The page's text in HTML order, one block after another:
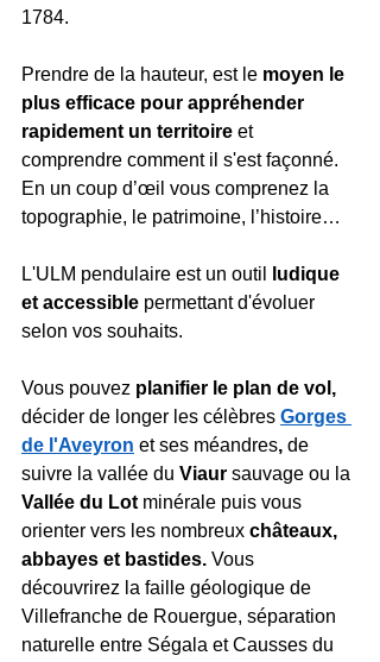
1784.
Prendre de la hauteur, est le moyen le
plus efficace pour appréhender
rapidement un territoire et
comprendre comment il s'est façonné.
En un coup d’œil vous comprenez la
topographie, le patrimoine, l’histoire…
L'ULM pendulaire est un outil
ludique
et accessible permettant d'évoluer
selon vos souhaits.
Vous pouvez planifier le plan de vol,
décider de longer les célèbres Gorges
de l'Aveyron et ses méandres, de
suivre la vallée du Viaur sauvage ou la
Vallée du Lot minérale puis vous
orienter vers les nombreux châteaux,
abbayes et bastides. Vous
découvrirez la faille géologique de
Villefranche de Rouergue, séparation
naturelle entre Ségala et Causses du